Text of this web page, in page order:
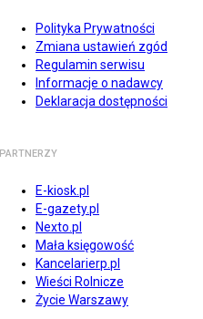
Polityka Prywatności
Zmiana ustawień zgód
Regulamin serwisu
Informacje o nadawcy
Deklaracja dostępności
PARTNERZY
E-kiosk.pl
E-gazety.pl
Nexto.pl
Mała księgowość
Kancelarierp.pl
Wieści Rolnicze
Życie Warszawy